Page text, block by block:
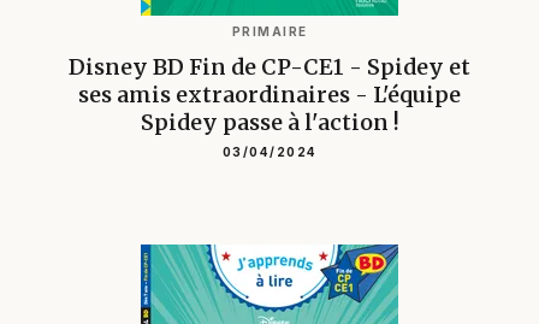
PRIMAIRE
Disney BD Fin de CP-CE1 - Spidey et
ses amis extraordinaires - L'équipe
Spidey passe à l'action !
03/04/2024